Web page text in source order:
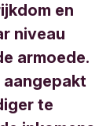
en
niveau
armoede.
aangepakt
te